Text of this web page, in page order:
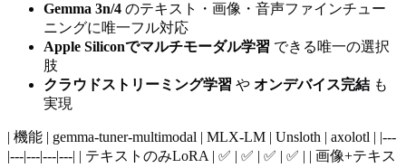
Gemma 3n/4 のテキスト・画像・音声ファインチュー
ニングに唯一フル対応
Apple Siliconでマルチモーダル学習 できる唯一の選択
肢
クラウドストリーミング学習 や オンデバイス完結 も
実現
| 機能 | gemma-tuner-multimodal | MLX-LM | Unsloth | axolotl | |---
|---|---|---|---| | テキストのみLoRA | ✅ | ✅ | ✅ | ✅ | | 画像+テキス